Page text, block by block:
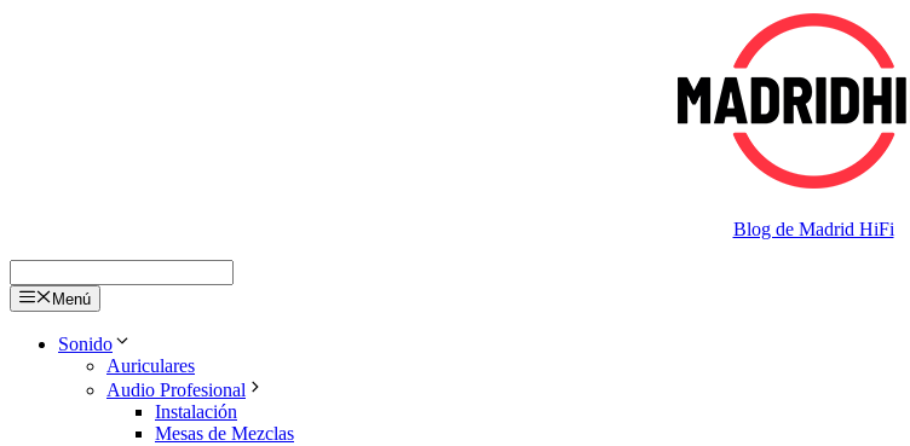
Blog de Madrid HiFi
Menú
Sonido
Auriculares
Audio Profesional
Instalación
Mesas de Mezclas